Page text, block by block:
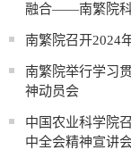
融合——南繁院科
南繁院召开2024
南繁院举行学习
神动员会
中国农业科学院
中全会精神宣讲